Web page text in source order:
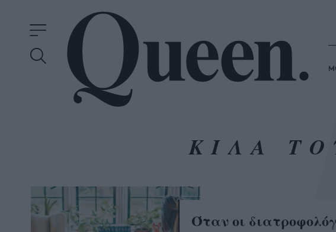
ΚΙΛΑ
Όταν οι